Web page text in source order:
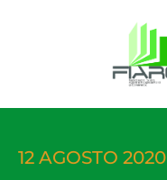
12 AGOSTO 2020